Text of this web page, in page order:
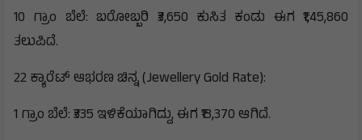
10 ಗ್ರಾಂ ಬೆಲೆ: ಬರೋಬ್ಬರಿ ₹3,650 ಕುಸಿತ ಕಂಡು ಈಗ ₹1,45,860
ತಲುಪಿದೆ.
22 ಕ್ಯಾರೆಟ್ ಆಭರಣ ಚಿನ್ನ (Jewellery Gold Rate):
1 ಗ್ರಾಂ ಬೆಲೆ: ₹335 ಇಳಿಕೆಯಾಗಿದ್ದು, ಈಗ ₹13,370 ಆಗಿದೆ.